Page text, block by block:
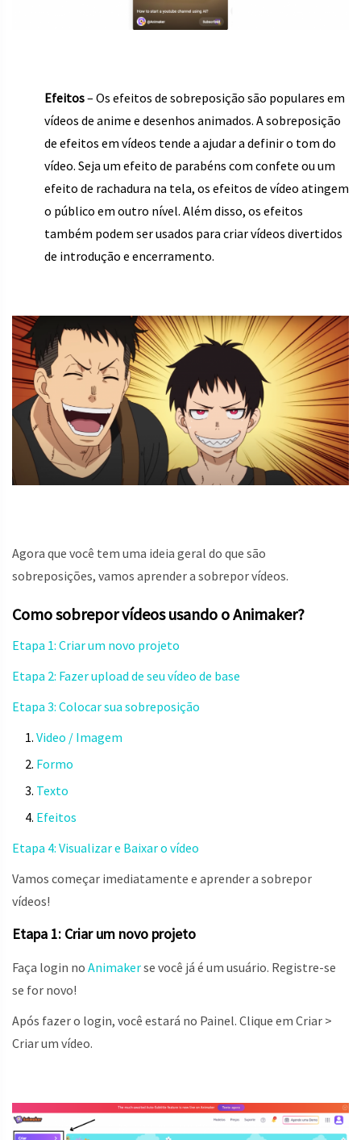
Efeitos– Os efeitos de sobreposição são populares em
vídeos de anime e desenhos animados. A sobreposição
de efeitos em vídeos tende a ajudar a definir o tom do
vídeo. Seja um efeito de parabéns com confete ou um
efeito de rachadura na tela, os efeitos de vídeo atingem
o público em outro nível. Além disso, os efeitos
também podem ser usados para criar vídeos divertidos
de introdução e encerramento.
Agora que você tem uma ideia geral do que são
sobreposições, vamos aprender a sobrepor vídeos.
Como sobrepor vídeos usando o Animaker?
Etapa 1: Criar um novo projeto
Etapa 2: Fazer upload de seu vídeo de base
Etapa 3: Colocar sua sobreposição
Video / Imagem
Formo
Texto
Efeitos
Etapa 4: Visualizar e Baixar o vídeo
Vamos começar imediatamente e aprender a sobrepor
vídeos!
Etapa 1: Criar um novo projeto
Faça login no Animakerse você já é um usuário. Registre-se
se for novo!
Após fazer o login, você estará no Painel. Clique em Criar >
Criar um vídeo.